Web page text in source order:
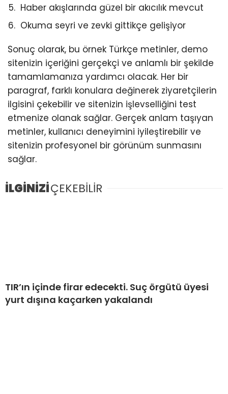
Haber akışlarında güzel bir akıcılık mevcut
Okuma seyri ve zevki gittikçe gelişiyor
Sonuç olarak, bu örnek Türkçe metinler, demo
sitenizin içeriğini gerçekçi ve anlamlı bir şekilde
tamamlamanıza yardımcı olacak. Her bir
paragraf, farklı konulara değinerek ziyaretçilerin
ilgisini çekebilir ve sitenizin işlevselliğini test
etmenize olanak sağlar. Gerçek anlam taşıyan
metinler, kullanıcı deneyimini iyileştirebilir ve
sitenizin profesyonel bir görünüm sunmasını
sağlar.
İLGİNİZİÇEKEBİLİR
TIR’ın içinde firar edecekti. Suç örgütü üyesi
yurt dışına kaçarken yakalandı